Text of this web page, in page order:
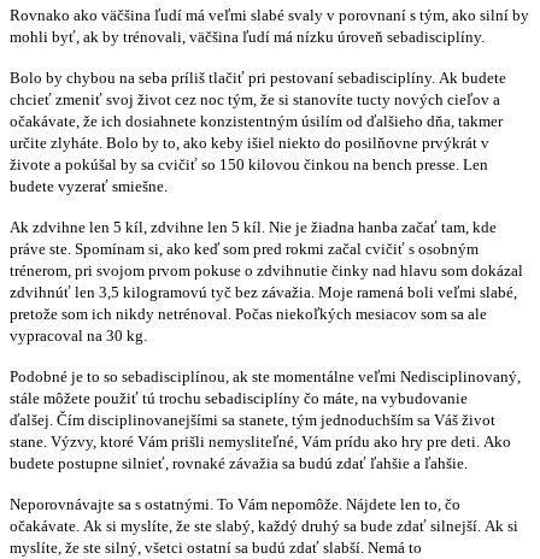
Rovnako ako väčšina ľudí má veľmi slabé svaly v porovnaní s tým, ako silní by
mohli byť, ak by trénovali, väčšina ľudí má nízku úroveň sebadisciplíny.
Bolo by chybou na seba príliš tlačiť pri pestovaní sebadisciplíny. Ak budete
chcieť zmeniť svoj život cez noc tým, že si stanovíte tucty nových cieľov a
očakávate, že ich dosiahnete konzistentným úsilím od ďalšieho dňa, takmer
určite zlyháte. Bolo by to, ako keby išiel niekto do posilňovne prvýkrát v
živote a pokúšal by sa cvičiť so 150 kilovou činkou na bench presse. Len
budete vyzerať smiešne.
Ak zdvihne len 5 kíl, zdvihne len 5 kíl. Nie je žiadna hanba začať tam, kde
práve ste. Spomínam si, ako keď som pred rokmi začal cvičiť s osobným
trénerom, pri svojom prvom pokuse o zdvihnutie činky nad hlavu som dokázal
zdvihnúť len 3,5 kilogramovú tyč bez závažia. Moje ramená boli veľmi slabé,
pretože som ich nikdy netrénoval. Počas niekoľkých mesiacov som sa ale
vypracoval na 30 kg.
Podobné je to so sebadisciplínou, ak ste momentálne veľmi Nedisciplinovaný,
stále môžete použiť tú trochu sebadisciplíny čo máte, na vybudovanie
ďalšej. Čím disciplinovanejšími sa stanete, tým jednoduchším sa Váš život
stane. Výzvy, ktoré Vám prišli nemysliteľné, Vám prídu ako hry pre deti. Ako
budete postupne silnieť, rovnaké závažia sa budú zdať ľahšie a ľahšie.
Neporovnávajte sa s ostatnými. To Vám nepomôže. Nájdete len to, čo
očakávate. Ak si myslíte, že ste slabý, každý druhý sa bude zdať silnejší. Ak si
myslíte, že ste silný, všetci ostatní sa budú zdať slabší. Nemá to